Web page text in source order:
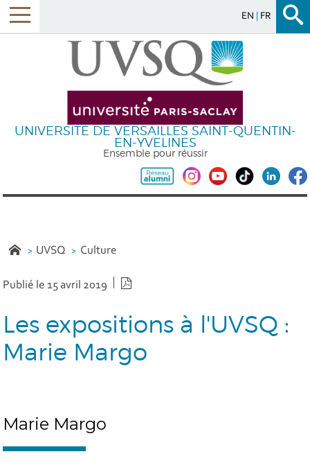
EN FR
UNIVERSITÉ DE VERSAILLES SAINT-QUENTIN-
EN-YVELINES
Ensemble pour réussir
UVSQ Culture
Publié le 15 avril 2019
Les expositions à l'UVSQ :
Marie Margo
Marie Margo